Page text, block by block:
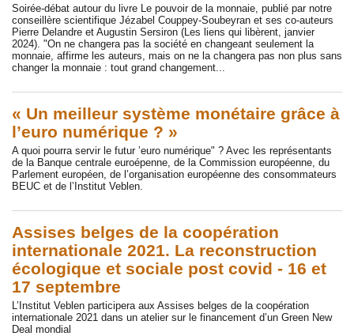
Soirée-débat autour du livre Le pouvoir de la monnaie, publié par notre
conseillère scientifique Jézabel Couppey-Soubeyran et ses co-auteurs
Pierre Delandre et Augustin Sersiron (Les liens qui libèrent, janvier
2024). "On ne changera pas la société en changeant seulement la
monnaie, affirme les auteurs, mais on ne la changera pas non plus sans
changer la monnaie : tout grand changement...
« Un meilleur système monétaire grâce à
l’euro numérique ? »
A quoi pourra servir le futur ’euro numérique" ? Avec les représentants
de la Banque centrale euroépenne, de la Commission européenne, du
Parlement européen, de l’organisation européenne des consommateurs
BEUC et de l’Institut Veblen.
Assises belges de la coopération
internationale 2021. La reconstruction
écologique et sociale post covid - 16 et
17 septembre
L’Institut Veblen participera aux Assises belges de la coopération
internationale 2021 dans un atelier sur le financement d’un Green New
Deal mondial